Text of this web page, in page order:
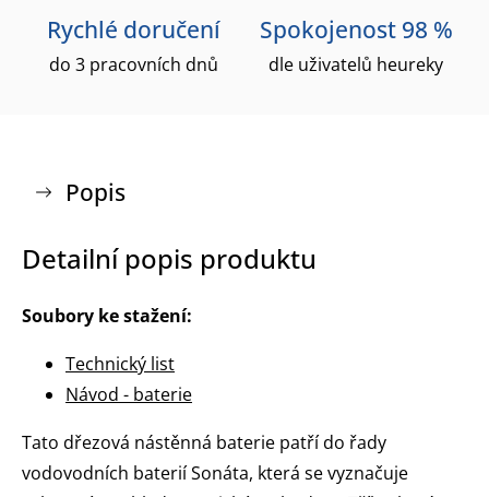
Rychlé doručení
do 3 pracovních dnů
Spokojenost 98 %
dle uživatelů heureky
Popis
Detailní popis produktu
Soubory ke stažení:
Technický list
Návod - baterie
Tato dřezová nástěnná baterie patří do řady
vodovodních baterií Sonáta, která se vyznačuje